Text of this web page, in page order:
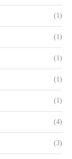
(1)
(1)
(1)
(1)
(1)
(4)
(3)